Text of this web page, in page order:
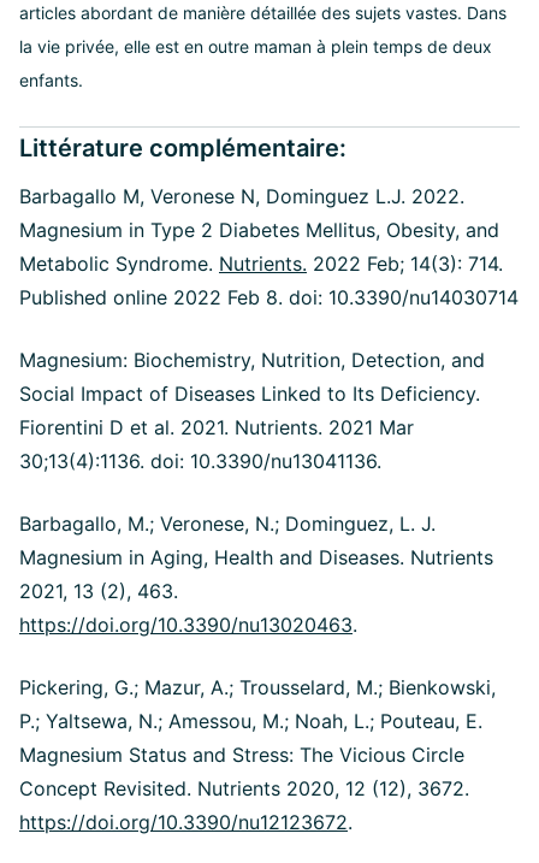
articles abordant de manière détaillée des sujets vastes. Dans
la vie privée, elle est en outre maman à plein temps de deux
enfants.
Littérature complémentaire:
Barbagallo M, Veronese N, Dominguez L.J. 2022.
Magnesium in Type 2 Diabetes Mellitus, Obesity, and
Metabolic Syndrome. Nutrients. 2022 Feb; 14(3): 714.
Published online 2022 Feb 8. doi: 10.3390/nu14030714
Magnesium: Biochemistry, Nutrition, Detection, and
Social Impact of Diseases Linked to Its Deficiency.
Fiorentini D et al. 2021. Nutrients. 2021 Mar
30;13(4):1136. doi: 10.3390/nu13041136.
Barbagallo, M.; Veronese, N.; Dominguez, L. J.
Magnesium in Aging, Health and Diseases. Nutrients
2021, 13 (2), 463.
https://doi.org/10.3390/nu13020463.
Pickering, G.; Mazur, A.; Trousselard, M.; Bienkowski,
P.; Yaltsewa, N.; Amessou, M.; Noah, L.; Pouteau, E.
Magnesium Status and Stress: The Vicious Circle
Concept Revisited. Nutrients 2020, 12 (12), 3672.
https://doi.org/10.3390/nu12123672.